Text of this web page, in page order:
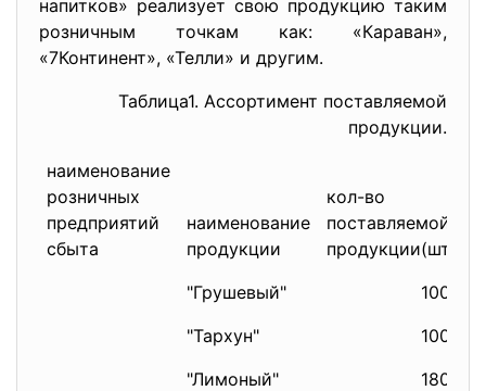
напитков» реализует свою продукцию таким
розничным точкам как: «Караван»,
«7Континент», «Телли» и другим.
Таблица1. Ассортимент поставляемой
продукции.
наименование
розничных
предприятий
сбыта
наименование
продукции
кол-во
поставляемой
продукции(шт.)
"Грушевый"
1000
"Тархун"
1000
"Лимоный"
1800